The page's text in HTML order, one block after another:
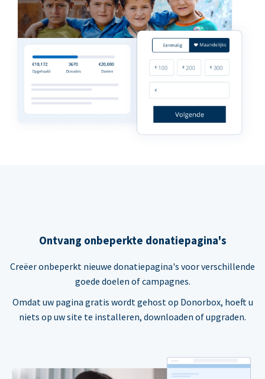
Ontvang onbeperkte donatiepagina's
Creëer onbeperkt nieuwe donatiepagina's voor verschillende
goede doelen of campagnes.
Omdat uw pagina gratis wordt gehost op Donorbox, hoeft u
niets op uw site te installeren, downloaden of upgraden.